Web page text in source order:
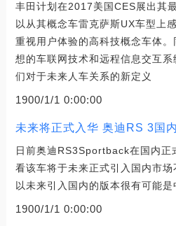
丰田计划在2017美国CES展出其
以从其概念车雷克萨斯UX车型上
重视用户体验的高科技概念车体
想的车联网技术和远程信息交互
们对于未来人车关系的新定义
1900/1/1 0:00:00
未来将正式入华 奥迪RS 3国
日前奥迪RS3Sportback在国内正
看该车将于未来正式引入国内市
以未来引入国内的版本很有可能
1900/1/1 0:00:00